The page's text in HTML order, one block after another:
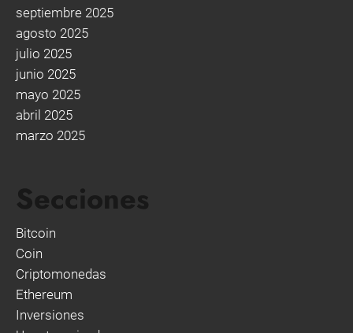
septiembre 2025
agosto 2025
julio 2025
junio 2025
mayo 2025
abril 2025
marzo 2025
Secciones
Bitcoin
Coin
Criptomonedas
Ethereum
Inversiones